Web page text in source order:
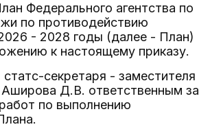
Федерального агентства по
по противодействию
- 2028 годы (далее - План)
к настоящему приказу.
секретаря - заместителя
Аширова Д.В. ответственным за
по выполнению